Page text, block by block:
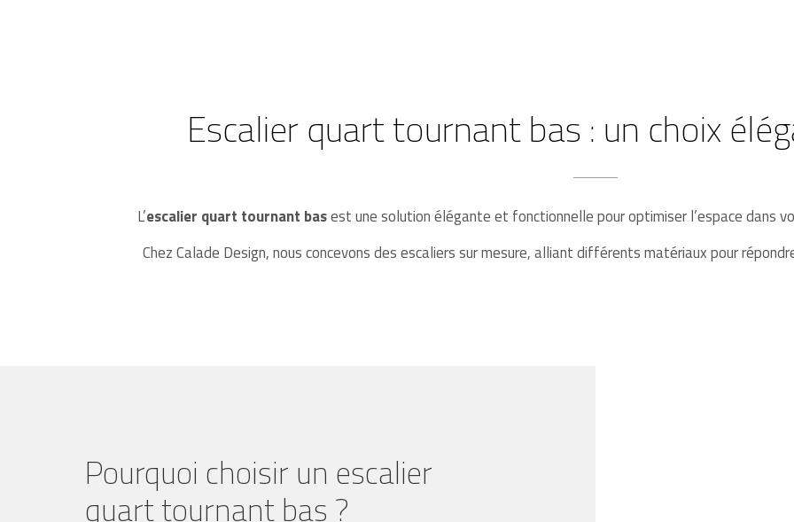
Escalier quart tournant bas : un choix
L’escalier quart tournant basest une solution élégante et fonctionnelle pour optimiser l’espace dans
Chez Calade Design, nous concevons des escaliers sur mesure, alliant différents matériaux pour
Pourquoi choisir un escalier
quart tournant bas ?